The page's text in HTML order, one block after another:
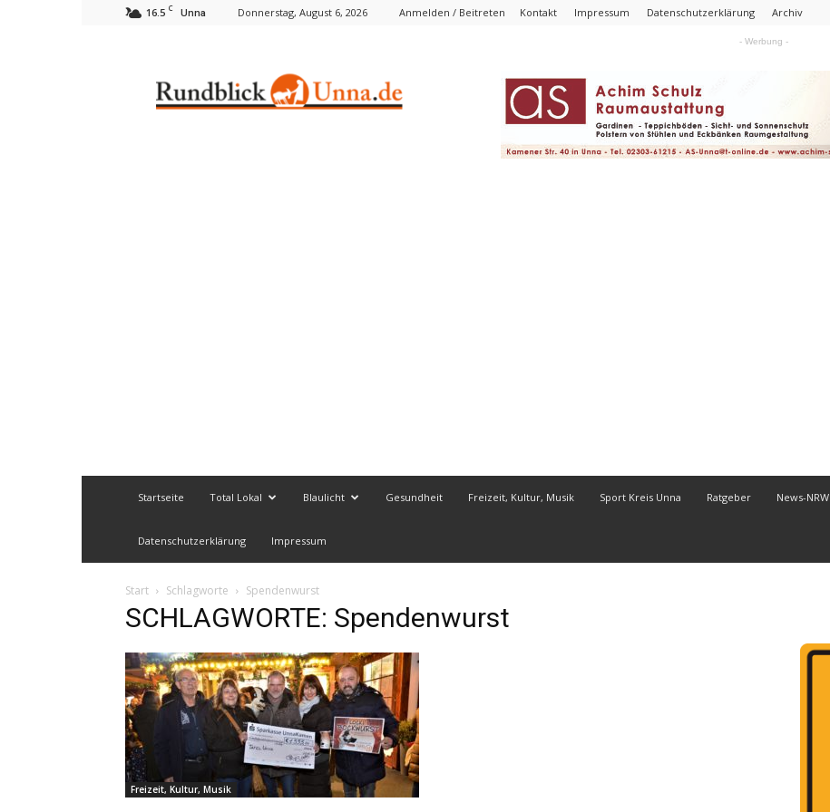
16.5 C Unna Donnerstag, August 6, 2026 Anmelden / Beitreten Kontakt Impressum Datenschutzerklärung Archiv
- Werbung -
Startseite Total Lokal Blaulicht Gesundheit Freizeit, Kultur, Musik Sport Kreis Unna Ratgeber News-NRW
Datenschutzerklärung Impressum
Start Schlagworte Spendenwurst
SCHLAGWORTE: Spendenwurst
Freizeit, Kultur, Musik